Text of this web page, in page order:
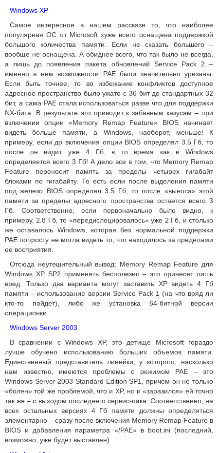
Windows XP
Самое интересное в нашем рассказе то, что наиболее
популярная ОС от Microsoft хуже всего оснащена поддержкой
большого количества памяти. Если не сказать большего –
вообще не оснащена. А обиднее всего, что так было не всегда,
а лишь до появления пакета обновлений Service Pack 2 –
именно в нем возможности PAE были значительно урезаны.
Если быть точнее, то во избежание конфликтов доступное
адресное пространство было ужато с 36 бит до стандартных 32
бит, а сама PAE стала использоваться разве что для поддержки
NX-бита. В результате это приводит к забавным казусам – при
включении опции «Memory Remap Feature» BIOS начинает
видеть больше памяти, а Windows, наоборот, меньше! К
примеру, если до включения опции BIOS определял 3.5 Гб, то
после он видит уже 4 Гб, в то время как в Windows
определяется всего 3 Гб! А дело все в том, что Memory Remap
Feature переносит память за пределы четырех гигабайт
блоками по гигабайту. То есть если после выделения памяти
под железо BIOS определял 3.5 Гб, то после «выноса» этой
памяти за пределы адресного пространства остается всего 3
Гб. Соответственно, если первоначально было видно, к
примеру, 2.8 Гб, то «передислоцировалось» уже 2 Гб, и столько
же оставалось Windows, которая без нормальной поддержки
PAE попросту не могла видеть то, что находилось за пределами
ее восприятия.
Отсюда неутешительный вывод: Memory Remap Feature для
Windows XP SP2 применять бесполезно – это принесет лишь
вред. Только два варианта могут заставить XP видеть 4 Гб
памяти – использование версии Service Pack 1 (на что вряд ли
кто-то пойдет), либо же установка 64-битной версии
операционки.
Windows Server 2003
В сравнении с Windows XP, это детище Microsoft гораздо
лучше обучено использованию больших объемов памяти.
Единственный представитель линейки, у которого, насколько
нам известно, имеются проблемы с режимом PAE – это
Windows Server 2003 Standard Edition SP1, причем он не только
«болен» той же проблемой, что и XP, но и «заразился» ей точно
так же – с выходом последнего сервис-пака. Соответственно, на
всех остальных версиях 4 Гб памяти должны определяться
элементарно – сразу после включения Memory Remap Feature в
BIOS и добавления параметра «/PAE» в boot.ini (последний,
возможно, уже будет выставлен).